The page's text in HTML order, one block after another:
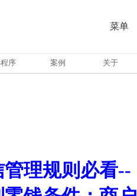
菜单
序 案例 关于
理规则必看--